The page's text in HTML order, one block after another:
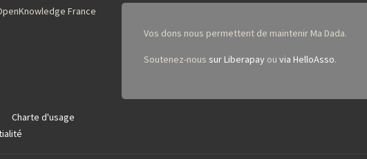
France
Charte d'usage
Vos dons nous permettent de maintenir Ma Dada.
Soutenez-nous sur Liberapayou via HelloAsso.